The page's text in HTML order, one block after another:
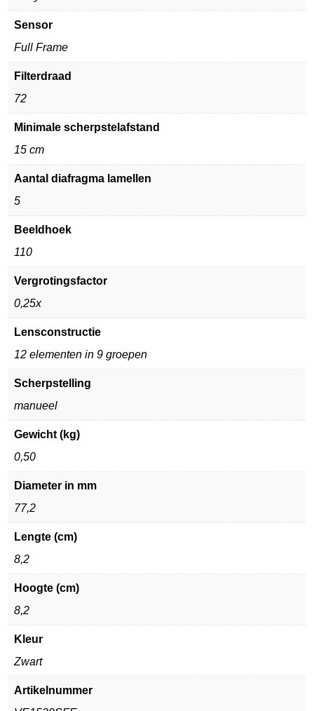
Sensor
Full Frame
Filterdraad
72
Minimale scherpstelafstand
15 cm
Aantal diafragma lamellen
5
Beeldhoek
110
Vergrotingsfactor
0,25x
Lensconstructie
12 elementen in 9 groepen
Scherpstelling
manueel
Gewicht (kg)
0,50
Diameter in mm
77,2
Lengte (cm)
8,2
Hoogte (cm)
8,2
Kleur
Zwart
Artikelnummer